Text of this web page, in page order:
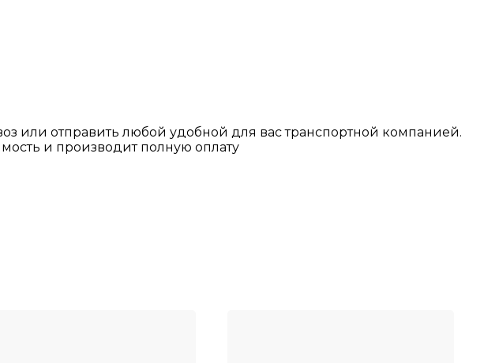
или отправить любой удобной для вас транспортной компанией.
и производит полную оплату